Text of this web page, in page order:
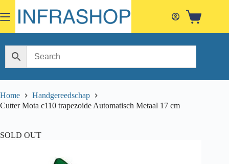
to
content
Shopping
Home
Handgereedschap
Cutter Mota c110 trapezoide Automatisch Metaal 17 cm
SOLD OUT